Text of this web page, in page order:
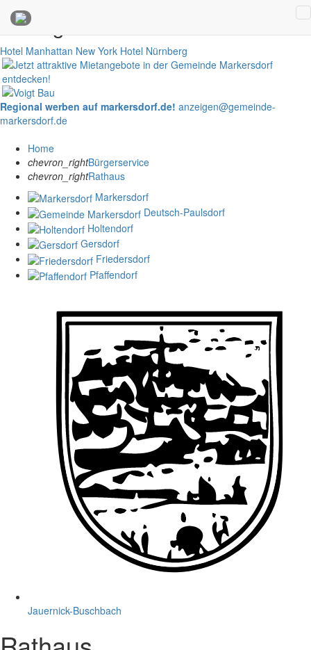
Anzeigen
Hotel Manhattan New York Hotel Nürnberg
Regional werben auf markersdorf.de! anzeigen@gemeinde-
markersdorf.de
Home
chevron_rightBürgerservice
chevron_rightRathaus
Markersdorf
Deutsch-Paulsdorf
Holtendorf
Gersdorf
Friedersdorf
Pfaffendorf
Jauernick-Buschbach